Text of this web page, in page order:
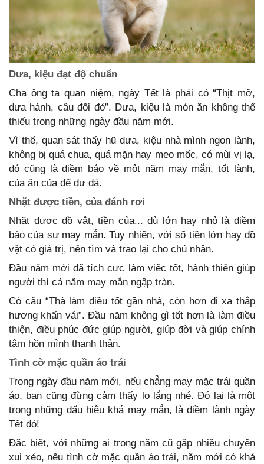
Dưa, kiệu đạt độ chuẩn
Cha ông ta quan niệm, ngày Tết là phải có “Thịt mỡ,
dưa hành, câu đối đỏ”. Dưa, kiệu là món ăn không thể
thiếu trong những ngày đầu năm mới.
Vì thế, quan sát thấy hũ dưa, kiệu nhà mình ngon lành,
không bị quá chua, quá mặn hay meo mốc, có mùi vị lạ,
đó cũng là điềm báo về một năm may mắn, tốt lành,
của ăn của để dư dả.
Nhặt được tiền, của đánh rơi
Nhặt được đồ vật, tiền của... dù lớn hay nhỏ là điềm
báo của sự may mắn. Tuy nhiên, với số tiền lớn hay đồ
vật có giá trị, nên tìm và trao lại cho chủ nhân.
Đầu năm mới đã tích cực làm việc tốt, hành thiện giúp
người thì cả năm may mắn ngập tràn.
Có câu “Thà làm điều tốt gần nhà, còn hơn đi xa thắp
hương khấn vái”. Đầu năm không gì tốt hơn là làm điều
thiện, điều phúc đức giúp người, giúp đời và giúp chính
tâm hồn mình thanh thản.
Tình cờ mặc quần áo trái
Trong ngày đầu năm mới, nếu chẳng may mặc trái quần
áo, bạn cũng đừng cảm thấy lo lắng nhé. Đó lại là một
trong những dấu hiệu khá may mắn, là điềm lành ngày
Tết đó!
Đặc biệt, với những ai trong năm cũ gặp nhiều chuyện
xui xẻo, nếu tình cờ mặc quần áo trái, năm mới có khả